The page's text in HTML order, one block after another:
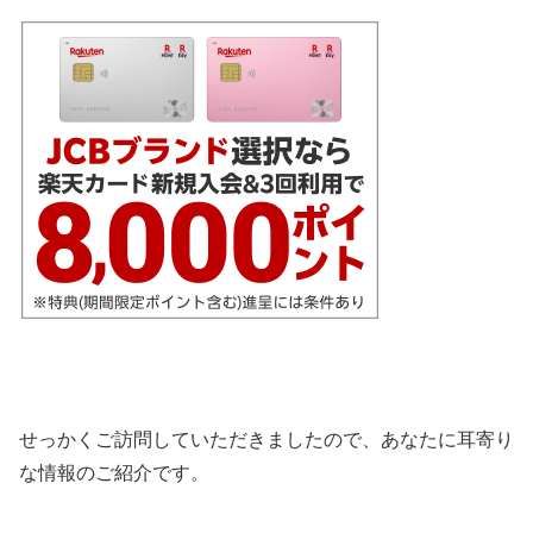
せっかくご訪問していただきましたので、あなたに耳寄り
な情報のご紹介です。